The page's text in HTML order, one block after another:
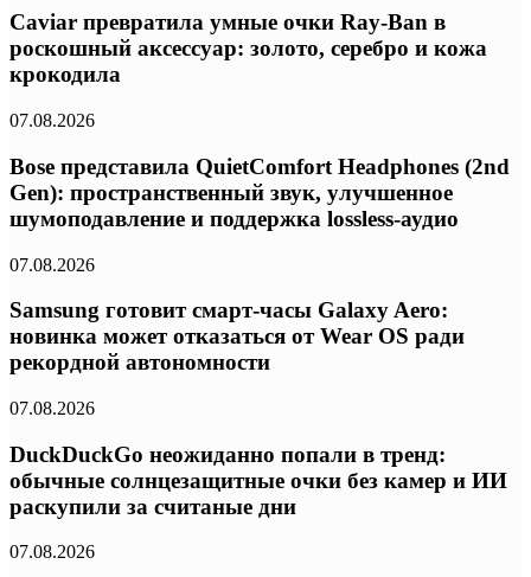
Caviar превратила умные очки Ray-Ban в
роскошный аксессуар: золото, серебро и кожа
крокодила
07.08.2026
Bose представила QuietComfort Headphones (2nd
Gen): пространственный звук, улучшенное
шумоподавление и поддержка lossless-аудио
07.08.2026
Samsung готовит смарт-часы Galaxy Aero:
новинка может отказаться от Wear OS ради
рекордной автономности
07.08.2026
DuckDuckGo неожиданно попали в тренд:
обычные солнцезащитные очки без камер и ИИ
раскупили за считаные дни
07.08.2026